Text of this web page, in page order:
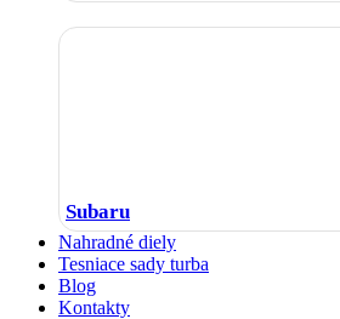
Subaru
Nahradné diely
Tesniace sady turba
Blog
Kontakty